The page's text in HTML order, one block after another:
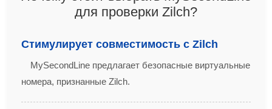
для проверки Zilch?
Стимулирует совместимость с Zilch
MySecondLine предлагает безопасные виртуальные
номера, признанные Zilch.